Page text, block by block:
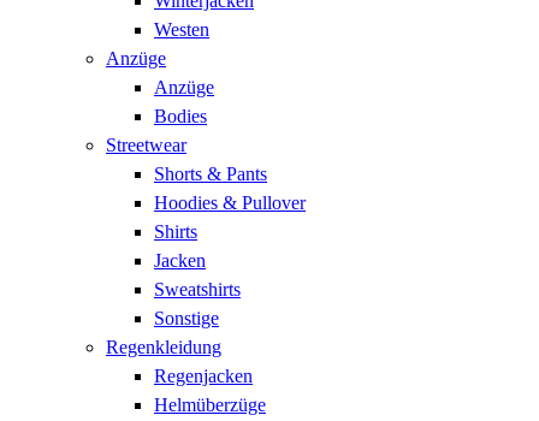
Westen
Anzüge
Anzüge
Bodies
Streetwear
Shorts & Pants
Hoodies & Pullover
Shirts
Jacken
Sweatshirts
Sonstige
Regenkleidung
Regenjacken
Helmüberzüge